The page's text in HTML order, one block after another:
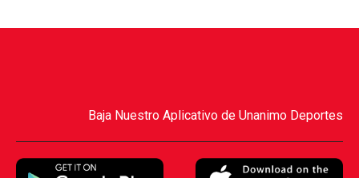
Baja Nuestro Aplicativo de Unanimo Deportes